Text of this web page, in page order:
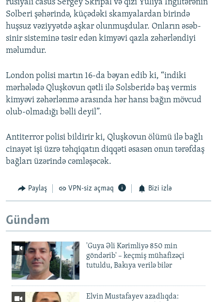
rusiyalı casus Sergey Skripal və qızı Yuliya İngiltərənin
Solberi şəhərində, küçədəki skamyalardan birində
huşsuz vəziyyətdə aşkar olunmuşdular. Onların əsəb-
sinir sisteminə təsir edən kimyəvi qazla zəhərləndiyi
məlumdur.
London polisi martın 16-da bəyan edib ki, “indiki
mərhələdə Qluşkovun qətli ilə Solsberidə baş vermis
kimyəvi zəhərlənmə arasında hər hansı bağın mövcud
olub-olmadığı bəlli deyil”.
Antiterror polisi bildirir ki, Qluşkovun ölümü ilə bağlı
cinayət işi üzrə təhqiqatın diqqəti əsasən onun tərəfdaş
bağları üzərində cəmləşəcək.
Paylaş VPN-siz açmaq Bizi izlə
Gündəm
'Guya Əli Kərimliyə 850 min
göndərib' – keçmiş mühafizəçi
tutuldu, Bakıya verilə bilər
Elvin Mustafayev azadlıqda: